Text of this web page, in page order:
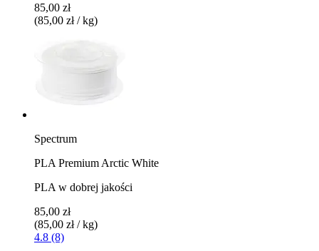
85,00 zł
(85,00 zł / kg)
Spectrum
PLA Premium Arctic White
PLA w dobrej jakości
85,00 zł
(85,00 zł / kg)
4.8 (8)